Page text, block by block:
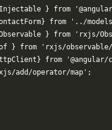
} from
from '../
} from 'rxjs/
} from 'rxjs/
from '@angular/
add/operator/map';